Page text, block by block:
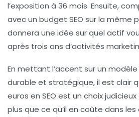
l’exposition à 36 mois. Ensuite,
avec un budget SEO sur la même
donnera une idée sur quel actif
après trois ans d’activités
En mettant l’accent sur un
durable et stratégique, il est clair
euros en SEO est un choix
plus que ce qu’il en coûte dans les